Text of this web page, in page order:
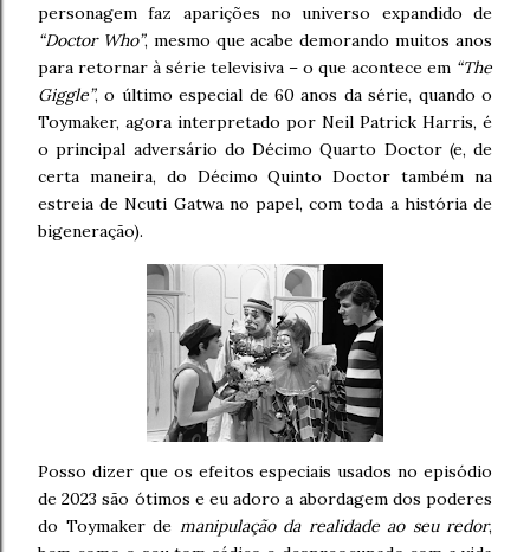
personagem faz aparições no universo expandido de
“Doctor Who”, mesmo que acabe demorando muitos anos
para retornar à série televisiva – o que acontece em “The
Giggle”, o último especial de 60 anos da série, quando o
Toymaker, agora interpretado por Neil Patrick Harris, é
o principal adversário do Décimo Quarto Doctor (e, de
certa maneira, do Décimo Quinto Doctor também na
estreia de Ncuti Gatwa no papel, com toda a história de
bigeneração).
Posso dizer que os efeitos especiais usados no episódio
de 2023 são ótimos e eu adoro a abordagem dos poderes
do Toymaker de manipulação da realidade ao seu redor,